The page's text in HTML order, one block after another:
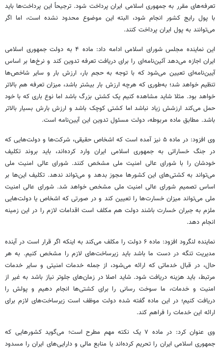
تعرفه‌های مقرر به جمهوری اسلامی ایران پرداخت شود. ترجیحاً این پرداخت‌ها باید
با پول رایج کشور انجام شود، البته این موضوع محدود نشده است، اما اگر
می‌توانند به پول ایران پرداخت کنند.
این نماینده مجلس شورای اسلامی ادامه داد: ماده ۴ به دولت جمهوری اسلامی
ایران اجازه می‌دهد آئین‌نامه‌ای را برای دریافت تعرفه تدوین کند و نرخ‌ها بر اساس
آیین‌نامه‌ای تعیین می‌شود که با توجه به حجم بار، ارزش بار و سایر شاخص‌ها
تنظیم خواهد شد؛ به‌طوری که هرچه ارزش بار بیشتر باشد، میزان تعرفه هم بالاتر
خواهد بود. مثلا شاید مشاهده کنیم یک کشتی بزرگ باشد اما نوع باری که با خود
حمل می‌کند ارزشش زیاد نباشد اما کشتی کوچک باشد و ارزش بارش بسیار بالاتر
باشد. مطابق ماده مربوطه، دولت مسئول تدوین این آیین‌نامه است.
وی افزود: در ماده ۵ نیز آمده است که اشخاص حقیقی، شرکت‌ها و دولت‌هایی که
در جنگ خساراتی به جمهوری اسلامی ایران وارد کرده‌اند، باید بروند تکلیف
خودشان را با شورای عالی امنیت ملی مشخص کنند. شورای عالی امنیت ملی
می‌تواند به کشتی‌های این کشورها مجوز بدهد و می‌تواند ندهد. تکلیف این‌ها بر
اساس تصمیم شورای عالی امنیت ملی مشخص خواهد شد. شورای عالی امنیت
ملی می‌تواند میزان خسارت‌ها را تعیین کند و در صورتی که اشخاص یا دولت‌هایی
ملزم به جبران خسارت باشند دولت هم مکلف است اقدامات لازم را در این زمینه
انجام دهد.
نماینده لنگرود افزود: ماده ۶ دولت را مکلف می‌کند به اینکه اگر قرار است در آینده
مدیریت تنگه در دست ما باشد باید زیرساخت‌های لازم را مشخص کنیم. به هر
حال، در قبال خدماتی که ارائه می‌شود، از جمله خدمات امنیتی و سایر خدمات
مرتبط، باید هزینه دریافت شود. شاید اصلا در زمان‌های جلوتر نیاز باشد به غیر از
امنیت و خدمات، ما سوخت رسانی را برای کشتی‌ها انجام دهیم و پولش را
دریافت کنیم؛ در این ماده گفته شده دولت موظف است زیرساخت‌های لازم برای
ارائه این خدمات را فراهم کند.
وی عنوان کرد: در ماده ۷ یک نکته مهم مطرح است؛ می‌گوید کشورهایی که
جمهوری اسلامی ایران را تحریم کرده‌اند یا منابع مالی و دارایی‌های ایران را مسدود